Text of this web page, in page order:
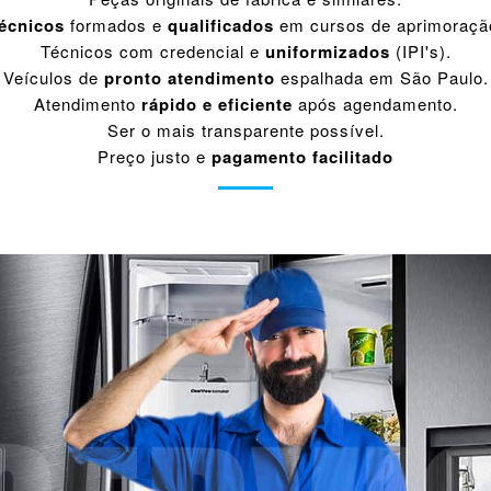
formados e qualificados em cursos de
Técnicos com credencial e uniformizados (IPI's).
Veículos de pronto atendimento espalhada em São Paulo.
Atendimento rápido e eficiente após agendamento.
Ser o mais transparente possível.
Preço justo e pagamento facilitado